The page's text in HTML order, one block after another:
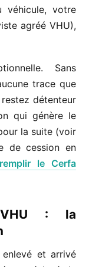
véhicule, votre
agréé VHU),
Sans
trace que
détenteur
qui génère le
la suite (voir
de cession en
le Cerfa
VHU : la
et arrivé